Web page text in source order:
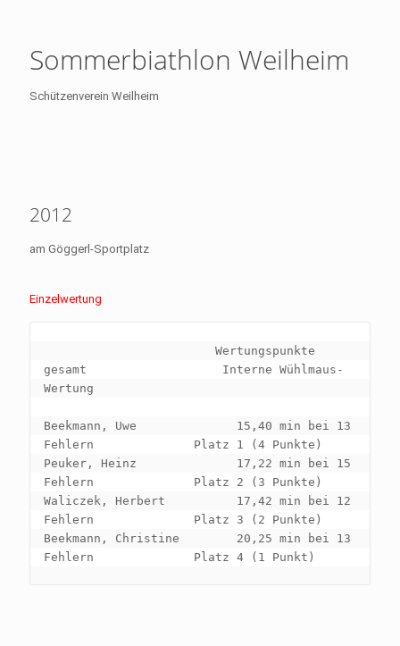
Sommerbiathlon Weilheim
Schützenverein Weilheim
2012
am Göggerl-Sportplatz
Einzelwertung
gesamt                   Interne Wühlmaus-
Wertung
Beekmann, Uwe              15,40 min bei 13
Fehlern              Platz 1 (4 Punkte)
Peuker, Heinz              17,22 min bei 15
Fehlern              Platz 2 (3 Punkte)
Waliczek, Herbert          17,42 min bei 12
Fehlern              Platz 3 (2 Punkte)
Beekmann, Christine        20,25 min bei 13